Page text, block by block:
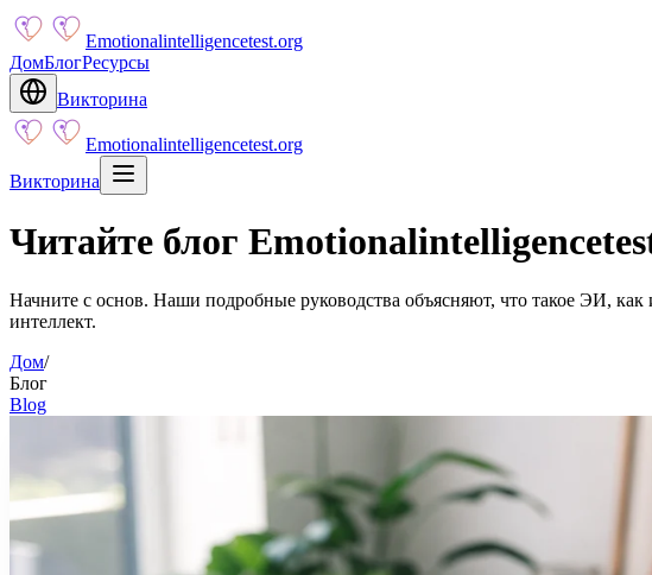
Emotionalintelligencetest.org
ДомБлогРесурсы
Викторина
Emotionalintelligencetest.org
Викторина
Читайте блог
Начните с основ. Наши подробные руководства объясняют, что такое ЭИ,
интеллект.
Дом/
Блог
Blog